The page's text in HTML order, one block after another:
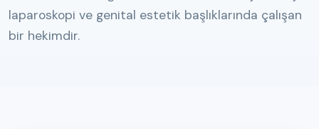
laparoskopi ve genital estetik başlıklarında çalışan
bir hekimdir.